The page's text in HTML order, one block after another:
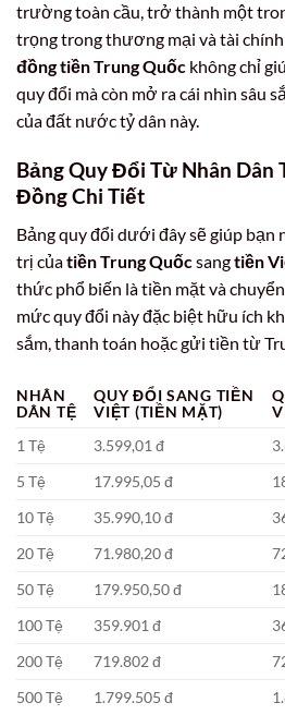
trường toàn cầu, trở thành một
trọng trong thương mại và tài
đồng tiền Trung Quốc không chỉ
quy đổi mà còn mở ra cái nhìn sâu
của đất nước tỷ dân này.
Bảng Quy Đổi Từ Nhân Dân
Đồng Chi Tiết
Bảng quy đổi dưới đây sẽ giúp bạn
trị củatiền Trung Quốcsangtiền
thức phổ biến là tiền mặt và
mức quy đổi này đặc biệt hữu ích
sắm, thanh toán hoặc gửi tiền từ
NHÂN
DÂN TỆ
QUY ĐỔI SANG TIỀN
VIỆT (TIỀN MẶT)
1 Tệ
3.599,01 đ
5 Tệ
17.995,05 đ
10 Tệ
35.990,10 đ
20 Tệ
71.980,20 đ
50 Tệ
179.950,50 đ
100 Tệ
359.901 đ
200 Tệ
719.802 đ
500 Tệ
1.799.505 đ